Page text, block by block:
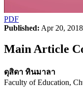
PDF
Published: Apr 20, 2018
Main Article
ดุสิดา ทินมาลา
Faculty of Education,